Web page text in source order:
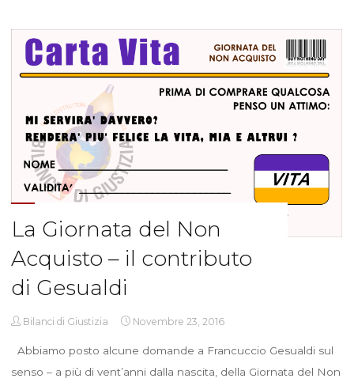
La Giornata del Non
Acquisto – il contributo
di Gesualdi
Bilanci di Giustizia Novembre 23, 2016
Abbiamo posto alcune domande a Francuccio Gesualdi sul
senso – a più di vent’anni dalla nascita, della Giornata del Non